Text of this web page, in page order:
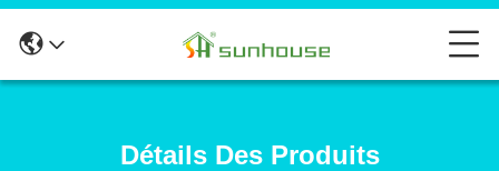
Détails Des Produits